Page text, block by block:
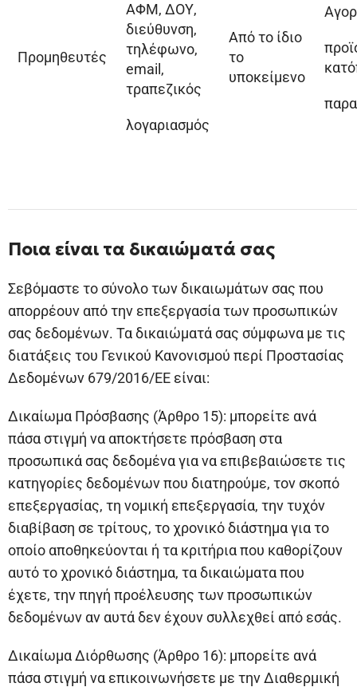
Προμηθευτές
ΑΦΜ, ΔΟΥ,
διεύθυνση,
τηλέφωνο,
email,
τραπεζικός
λογαριασμός
Από το ίδιο
το
υποκείμενο
Ποια είναι τα δικαιώματά σας
Σεβόμαστε το σύνολο των δικαιωμάτων σας που
απορρέουν από την επεξεργασία των προσωπικών
σας δεδομένων. Τα δικαιώματά σας σύμφωνα με τις
διατάξεις του Γενικού Κανονισμού περί Προστασίας
Δεδομένων 679/2016/ΕΕ είναι:
Δικαίωμα Πρόσβασης (Άρθρο 15): μπορείτε ανά
πάσα στιγμή να αποκτήσετε πρόσβαση στα
προσωπικά σας δεδομένα για να επιβεβαιώσετε τις
κατηγορίες δεδομένων που διατηρούμε, τον σκοπό
επεξεργασίας, τη νομική επεξεργασία, την τυχόν
διαβίβαση σε τρίτους, το χρονικό διάστημα για το
οποίο αποθηκεύονται ή τα κριτήρια που καθορίζουν
αυτό το χρονικό διάστημα, τα δικαιώματα που
έχετε, την πηγή προέλευσης των προσωπικών
δεδομένων αν αυτά δεν έχουν συλλεχθεί από εσάς.
Δικαίωμα Διόρθωσης (Άρθρο 16): μπορείτε ανά
πάσα στιγμή να επικοινωνήσετε με την Διαθερμική